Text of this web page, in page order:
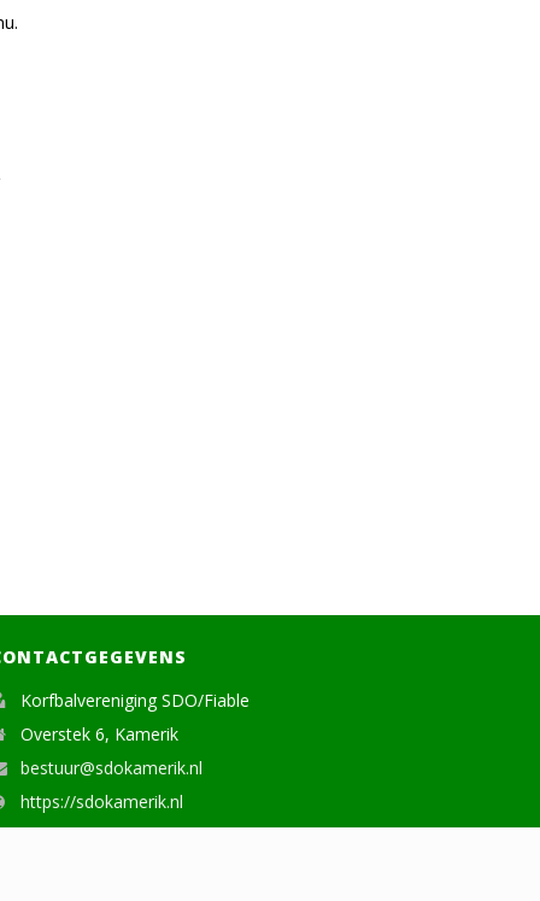
Korfbalvereniging SDO/Fiable
Overstek 6, Kamerik
bestuur@sdokamerik.nl
https://sdokamerik.nl